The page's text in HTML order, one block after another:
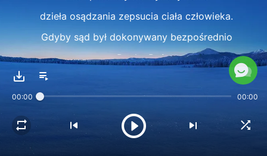
dzieła osądzania zepsucia ciała człowieka.
Gdyby sąd był dokonywany bezpośrednio
przez Ducha Bożego,
a co więcej,
człowiekowi trudno byłoby to zaakceptować,
ponieważ Duch nie jest w stanie
00:00 00:00